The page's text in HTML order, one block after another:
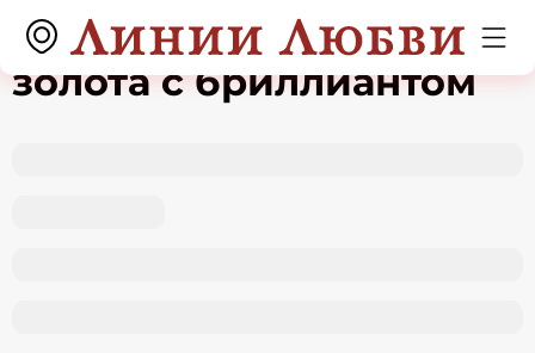
Кольцо из красного
золота с бриллиантом